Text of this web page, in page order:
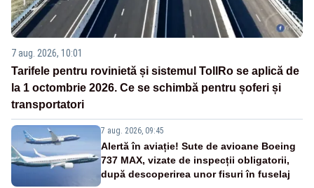
7 aug. 2026, 10:01
Tarifele pentru rovinietă și sistemul TollRo se aplică de
la 1 octombrie 2026. Ce se schimbă pentru șoferi și
transportatori
7 aug. 2026, 09:45
Alertă în aviație! Sute de avioane Boeing
737 MAX, vizate de inspecții obligatorii,
după descoperirea unor fisuri în fuselaj